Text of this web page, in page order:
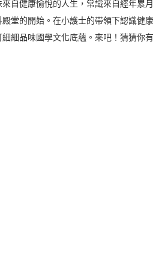
來自健康愉悅的人生，常識來自經年累
殿堂的開始。在小護士的帶領下認識健
細細品味國學文化底蘊。來吧！猜猜你